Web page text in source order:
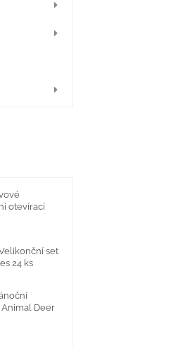
otevírací
set
24 ks
Deer